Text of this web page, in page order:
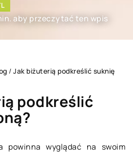
aby przeczytać ten wpis
/ Jak biżuterią podkreślić suknię
podkreślić
powinna wyglądać na swoim